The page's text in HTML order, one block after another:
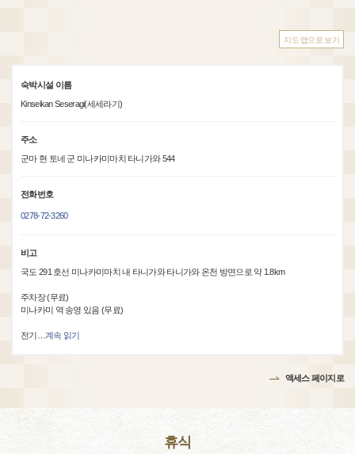
지도 앱으로 보기
숙박시설 이름
Kinseikan Seseragi(세세라기)
주소
군마 현 토네 군 미나카미마치 타니가와 544
전화번호
0278-72-3260
비고
국도 291 호선 미나카미마치 내 타니가와 타니가와 온천 방면으로 약 1.8km
주차장 (무료)
미나카미 역 송영 있음 (무료)
전기 계속 읽기
액세스 페이지로
휴식